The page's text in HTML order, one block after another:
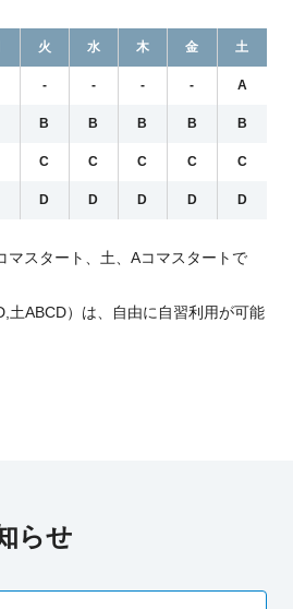
火 水 木 金 土
- - - - A
B B B B B
C C C C C
D D D D D
スタート、土、Aコマスタートで
ABCD）は、自由に自習利用が可能
らせ